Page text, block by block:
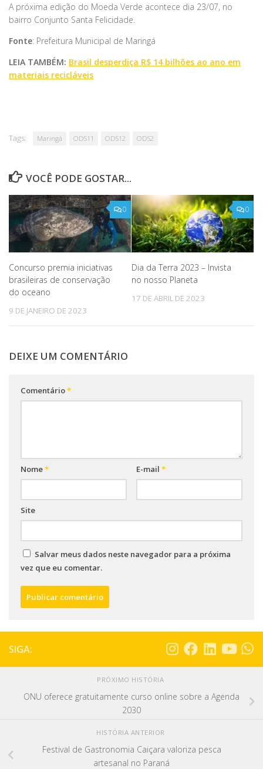
A próxima edição do Moeda Verde acontece dia 23/07, no
bairro Conjunto Santa Felicidade.
Fonte: Prefeitura Municipal de Maringá
LEIA TAMBÉM: Brasil desperdiça R$ 14 bilhões ao ano em
materiais recicláveis
Tags: Maringá ODS11 ODS12 ODS2
VOCÊ PODE GOSTAR...
0
Concurso premia iniciativas
brasileiras de conservação
do oceano
9 DE JANEIRO DE 2023
0
Dia da Terra 2023 – Invista
no nosso Planeta
17 DE ABRIL DE 2023
DEIXE UM COMENTÁRIO
Comentário*
Nome* E-mail *
Site
Salvar meus dados neste navegador para a próxima
vez que eu comentar.
SIGA:
PRÓXIMO HISTÓRIA
ONU oferece gratuitamente curso online sobre a Agenda
2030
HISTÓRIA ANTERIOR
Festival de Gastronomia Caiçara valoriza pesca
artesanal no Paraná